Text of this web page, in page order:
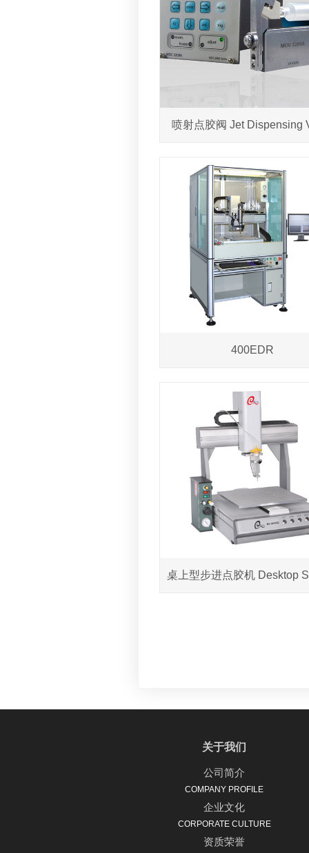
喷射点胶阀 Jet Dispensing
400EDR
关于我们
公司简介
COMPANY PROFILE
企业文化
CORPORATE CULTURE
资质荣誉